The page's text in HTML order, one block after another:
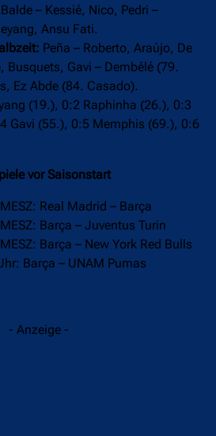
– Kessié, Nico, Pedri –
Ansu Fati.
Peña – Roberto, Araújo, De
Busquets, Gavi – Dembélé (79.
Ez Abde (84. Casado).
(19.), 0:2 Raphinha (26.), 0:3
Gavi (55.), 0:5 Memphis (69.), 0:6
vor Saisonstart
Real Madrid – Barça
Barça – Juventus Turin
Barça – New York Red Bulls
Barça – UNAM Pumas
- Anzeige -